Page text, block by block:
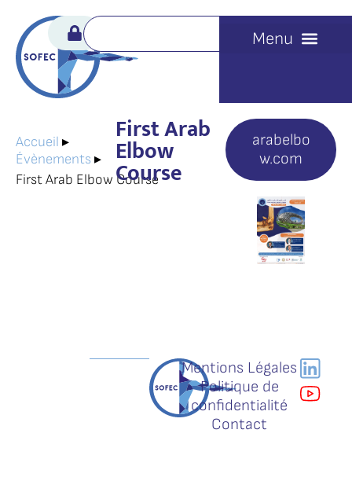
Accueil ▸
Évènements▸
First Arab Elbow Course
First Arab
Elbow
Course
arabelbo
w.com
Mentions Légales
Politique de
confidentialité
Contact